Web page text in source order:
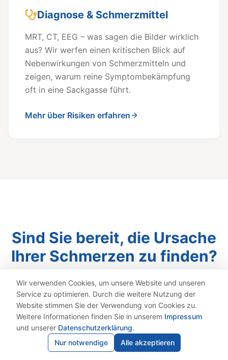
Diagnose & Schmerzmittel
MRT, CT, EEG – was sagen die Bilder wirklich
aus? Wir werfen einen kritischen Blick auf
Nebenwirkungen von Schmerzmitteln und
zeigen, warum reine Symptombekämpfung
oft in eine Sackgasse führt.
Mehr über Risiken erfahren
Sind Sie bereit, die Ursache
Ihrer Schmerzen zu finden?
Wenn Sie genug von kurzfristigen
Lösungen haben und bereit sind, die
wahren Ursachen Ihrer Kopfschmerzen
anzugehen, dann vereinbaren Sie jetzt ein
kostenloses Beratungsgespräch.
Wir verwenden Cookies, um unsere Website und unseren
Service zu optimieren. Durch die weitere Nutzung der
Website stimmen Sie der Verwendung von Cookies zu.
Weitere Informationen finden Sie in unserem Impressum
und unserer Datenschutzerklärung.
Nur notwendige
Alle akzeptieren